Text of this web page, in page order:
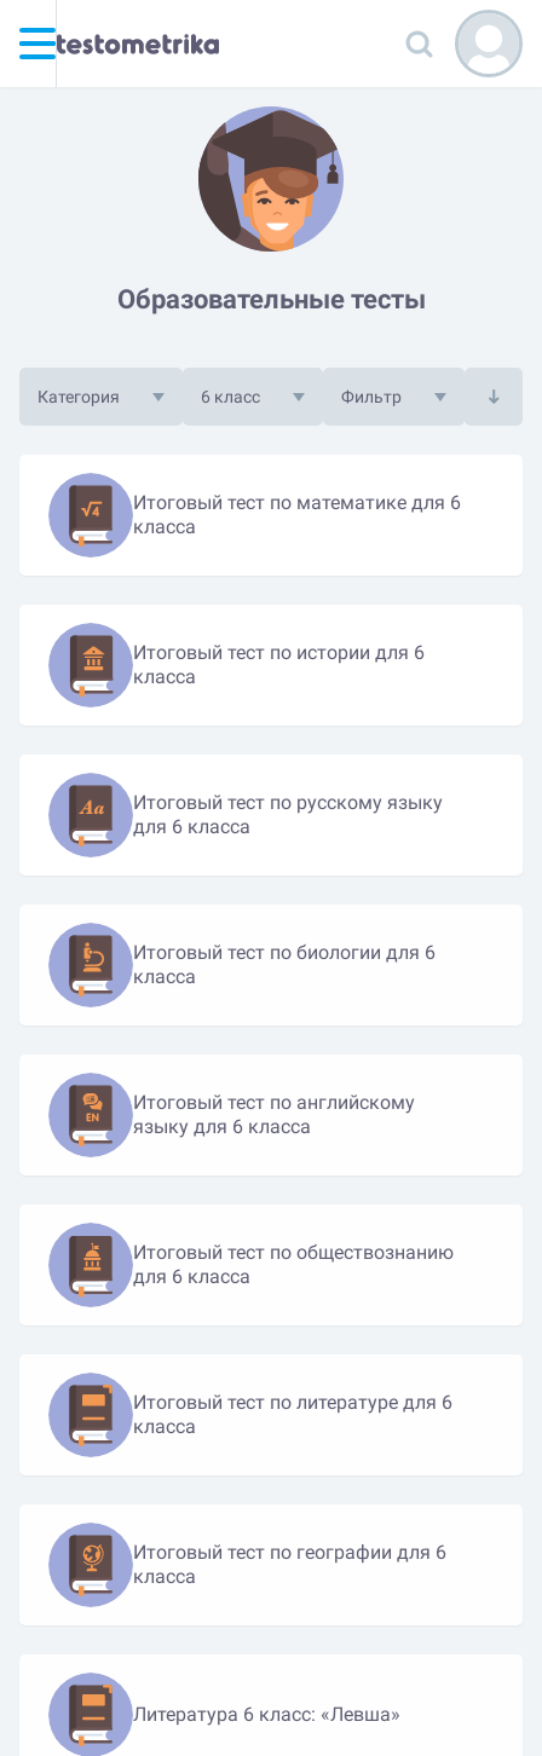
Образовательные тесты
Категория 6 класс Фильтр
Итоговый тест по математике для 6
класса
Итоговый тест по истории для 6
класса
Итоговый тест по русскому языку
для 6 класса
Итоговый тест по биологии для 6
класса
Итоговый тест по английскому
языку для 6 класса
Итоговый тест по обществознанию
для 6 класса
Итоговый тест по литературе для 6
класса
Итоговый тест по географии для 6
класса
Литература 6 класс: «Левша»